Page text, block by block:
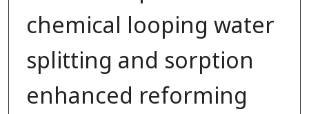
chemical looping water
splitting and sorption
enhanced reforming